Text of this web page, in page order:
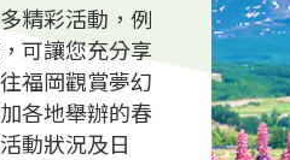
精彩活動，例
可讓您充分享
福岡觀賞夢幻
各地舉辦的春
動狀況及日